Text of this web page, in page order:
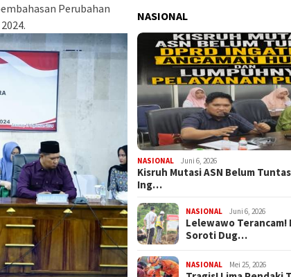
Perubahan
NASIONAL
NASIONAL Juni 6, 2026
Kisruh Mutasi ASN Belum
Ing…
NASIONAL Juni 6, 2026
Lelewawo Terancam!
Soroti Dug…
NASIONAL Mei 25, 2026